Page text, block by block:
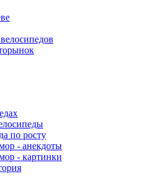
по росту
- анекдоты
- картинки